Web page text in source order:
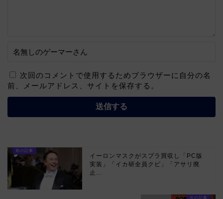
次回のコメントで使用するためブラウザーに自分の名
前、メールアドレス、サイトを保存する。
イーロンマスクがスプラ買収し「PC版
実装」「イカ研全員クビ」「アサリ廃
止...